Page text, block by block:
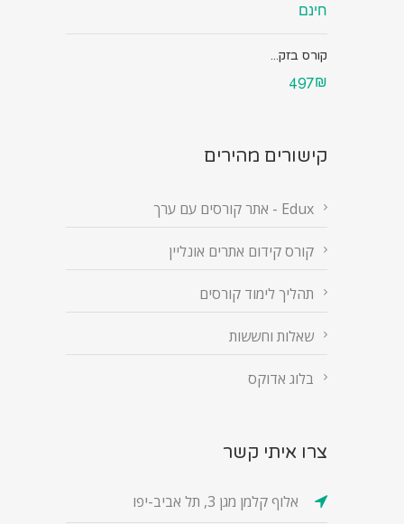
חינם
קורס בזק...
497₪
קישורים מהירים
Edux - אתר קורסים עם ערך
קורס קידום אתרים אונליין
תהליך לימוד קורסים
שאלות וחששות
בלוג אדוקס
צרו איתי קשר
אלוף קלמן מגן 3, תל אביב-יפו